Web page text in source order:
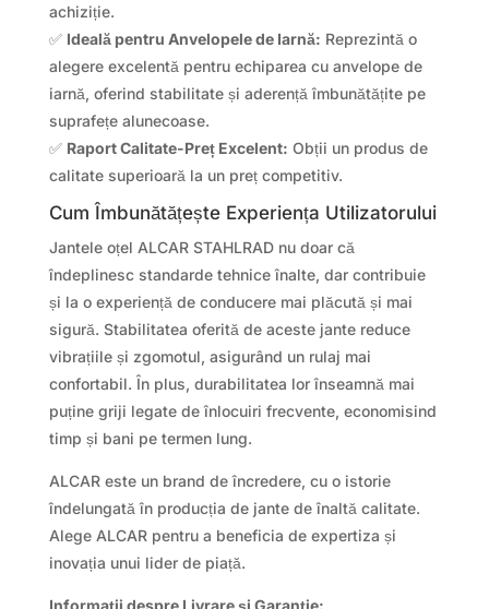
achiziție.
✅ Ideală pentru Anvelopele de Iarnă: Reprezintă o
alegere excelentă pentru echiparea cu anvelope de
iarnă, oferind stabilitate și aderență îmbunătățite pe
suprafețe alunecoase.
✅ Raport Calitate-Preț Excelent: Obții un produs de
calitate superioară la un preț competitiv.
Cum Îmbunătățește Experiența Utilizatorului
Jantele oțel ALCAR STAHLRAD nu doar că
îndeplinesc standarde tehnice înalte, dar contribuie
și la o experiență de conducere mai plăcută și mai
sigură. Stabilitatea oferită de aceste jante reduce
vibrațiile și zgomotul, asigurând un rulaj mai
confortabil. În plus, durabilitatea lor înseamnă mai
puține griji legate de înlocuiri frecvente, economisind
timp și bani pe termen lung.
ALCAR este un brand de încredere, cu o istorie
îndelungată în producția de jante de înaltă calitate.
Alege ALCAR pentru a beneficia de expertiza și
inovația unui lider de piață.
Informații despre Livrare și Garanție: